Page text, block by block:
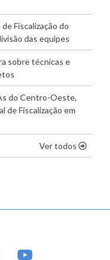
Fiscalização do
das equipes
sobre técnicas e
do Centro-Oeste,
de Fiscalização em
Ver todos os